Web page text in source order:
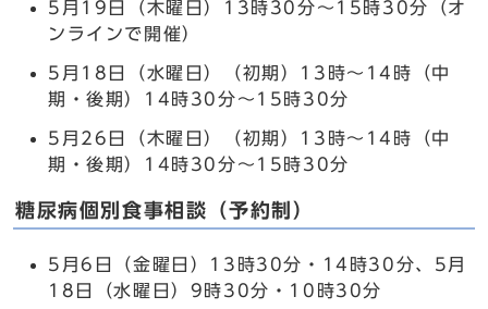
5月19日（木曜日）13時30分～15時30分（オ
ンラインで開催）
5月18日（水曜日）（初期）13時～14時（中
期・後期）14時30分～15時30分
5月26日（木曜日）（初期）13時～14時（中
期・後期）14時30分～15時30分
糖尿病個別食事相談（予約制）
5月6日（金曜日）13時30分・14時30分、5月
18日（水曜日）9時30分・10時30分